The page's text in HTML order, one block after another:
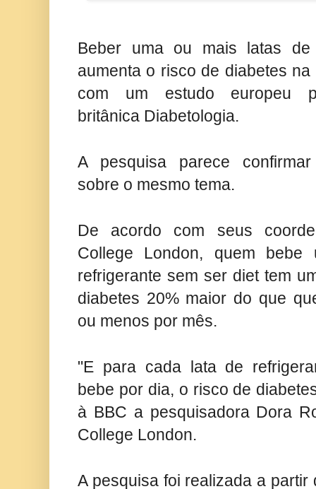
Beber uma ou mais latas
aumenta o risco de diabetes
com um estudo europeu
britânica Diabetologia.
A pesquisa parece
sobre o mesmo tema.
De acordo com seus
College London, quem
refrigerante sem ser diet tem
diabetes 20% maior do que
ou menos por mês.
"E para cada lata de
bebe por dia, o risco de
à BBC a pesquisadora Dora
College London.
A pesquisa foi realizada a